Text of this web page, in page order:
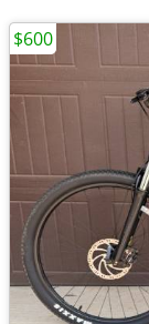
$600